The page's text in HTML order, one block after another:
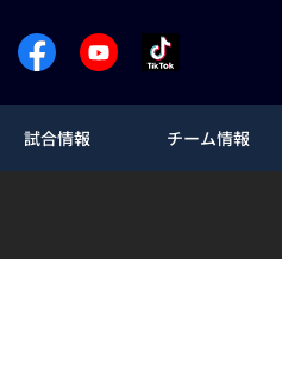
試合情報 チーム情報